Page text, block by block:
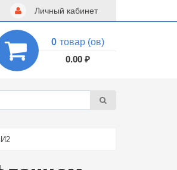
Личный кабинет
0 товар (ов)
0.00 ₽